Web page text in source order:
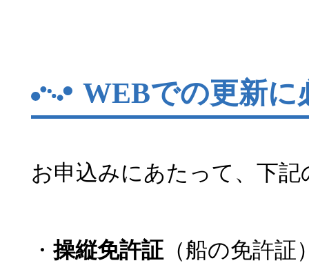
WEBでの更新に
お申込みにあたって、下
・操縦免許証（船の免許証